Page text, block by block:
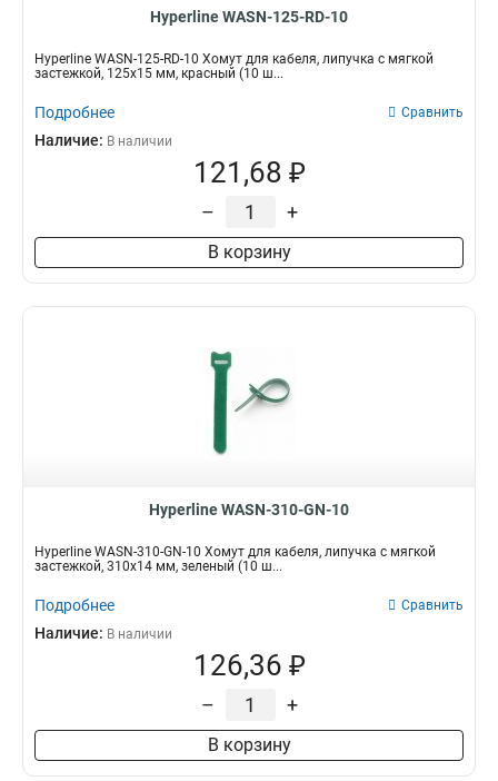
Hyperline WASN-125-RD-10
Hyperline WASN-125-RD-10 Хомут для кабеля, липучка с мягкой
застежкой, 125x15 мм, красный (10 ш...
Подробнее Сравнить
Наличие: В наличии
121,68 ₽
– +
В корзину
Hyperline WASN-310-GN-10
Hyperline WASN-310-GN-10 Хомут для кабеля, липучка с мягкой
застежкой, 310x14 мм, зеленый (10 ш...
Подробнее Сравнить
Наличие: В наличии
126,36 ₽
– +
В корзину